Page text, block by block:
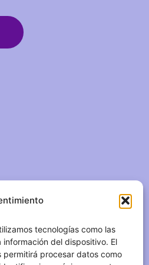
tecnologías como las
del dispositivo. El
procesar datos como
28012 – Madrid
623 183 283